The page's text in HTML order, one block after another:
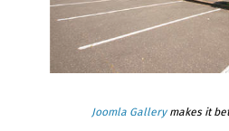
Joomla Gallerymakes it